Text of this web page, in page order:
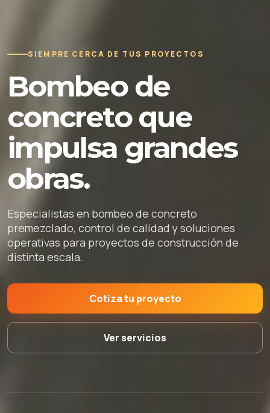
SIEMPRE CERCA DE TUS PROYECTOS
Bombeo de
concreto que
impulsa grandes
obras.
Especialistas en bombeo de concreto
premezclado, control de calidad y soluciones
operativas para proyectos de construcción de
distinta escala.
Cotiza tu proyecto
Ver servicios